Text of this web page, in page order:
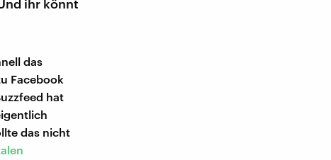
ihr könnt
das
Facebook
hat
das nicht